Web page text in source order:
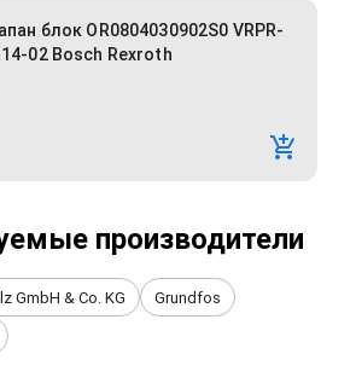
блок OR0804030902S0 VRPR-
02 Bosch Rexroth
производители
GmbH & Co. KG Grundfos